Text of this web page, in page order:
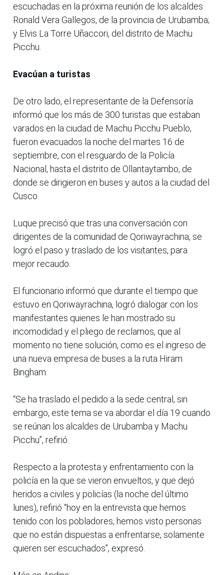
escuchadas en la próxima reunión de los alcaldes
Ronald Vera Gallegos, de la provincia de Urubamba;
y Elvis La Torre Uñaccori, del distrito de Machu
Picchu.
Evacúan a turistas
De otro lado, el representante de la Defensoría
informó que los más de 300 turistas que estaban
varados en la ciudad de Machu Picchu Pueblo,
fueron evacuados la noche del martes 16 de
septiembre, con el resguardo de la Policía
Nacional, hasta el distrito de Ollantaytambo, de
donde se dirigieron en buses y autos a la ciudad del
Cusco.
Luque precisó que tras una conversación con
dirigentes de la comunidad de Qoriwayrachina, se
logró el paso y traslado de los visitantes, para
mejor recaudo.
El funcionario informó que durante el tiempo que
estuvo en Qoriwayrachina, logró dialogar con los
manifestantes quienes le han mostrado su
incomodidad y el pliego de reclamos, que al
momento no tiene solución, como es el ingreso de
una nueva empresa de buses a la ruta Hiram
Bingham.
“Se ha traslado el pedido a la sede central, sin
embargo, este tema se va abordar el día 19 cuando
se reúnan los alcaldes de Urubamba y Machu
Picchu”, refirió.
Respecto a la protesta y enfrentamiento con la
policía en la que se vieron envueltos, y que dejó
heridos a civiles y policías (la noche del último
lunes), refirió “hoy en la entrevista que hemos
tenido con los pobladores, hemos visto personas
que no están dispuestas a enfrentarse, solamente
quieren ser escuchados”, expresó.